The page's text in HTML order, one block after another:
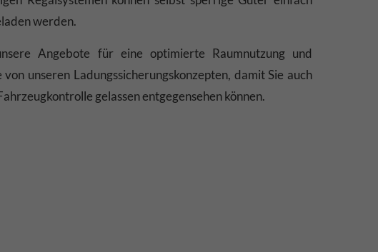
werden.
Angebote für eine optimierte Raumnutzung und
unseren Ladungssicherungskonzepten, damit Sie auch
gelassen entgegensehen können.